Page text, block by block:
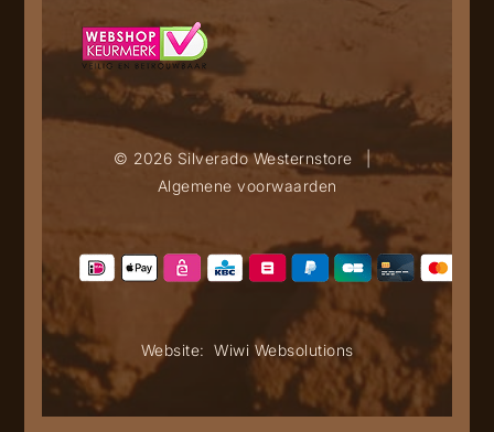
© 2026 Silverado Westernstore
|
Algemene voorwaarden
Website: Wiwi Websolutions